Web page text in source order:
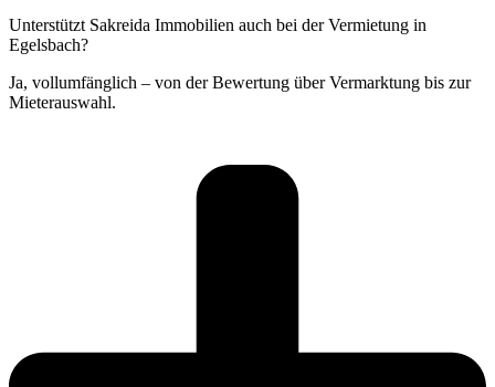
Unterstützt Sakreida Immobilien auch bei der Vermietung in
Egelsbach?
Ja, vollumfänglich – von der Bewertung über Vermarktung bis zur
Mieterauswahl.